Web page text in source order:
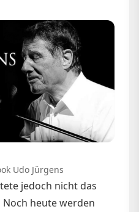
Udo Jürgens
jedoch nicht das
heute werden